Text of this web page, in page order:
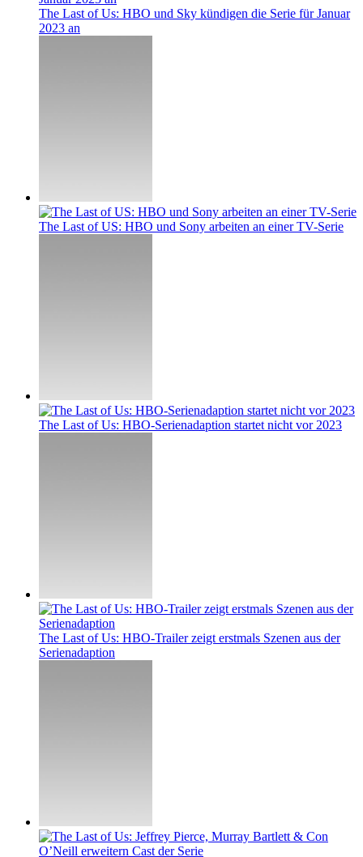
The Last of Us: HBO und Sky kündigen die Serie für Januar
2023 an
The Last of US: HBO und Sony arbeiten an einer TV-Serie
The Last of Us: HBO-Serienadaption startet nicht vor 2023
The Last of Us: HBO-Trailer zeigt erstmals Szenen aus der
Serienadaption